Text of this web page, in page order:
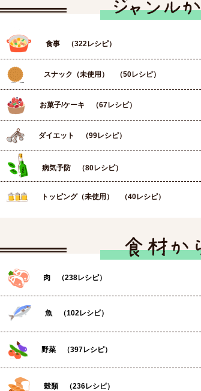
食事 （322レシピ）
スナック（未使用） （50レシピ）
お菓子/ケーキ （67レシピ）
ダイエット （99レシピ）
病気予防 （80レシピ）
トッピング（未使用） （40レシピ）
肉 （238レシピ）
魚 （102レシピ）
野菜 （397レシピ）
穀類 （236レシピ）